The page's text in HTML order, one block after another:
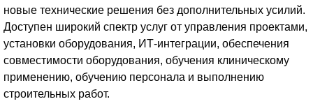
новые технические решения без дополнительных усилий.
Доступен широкий спектр услуг от управления проектами,
установки оборудования, ИТ-интеграции, обеспечения
совместимости оборудования, обучения клиническому
применению, обучению персонала и выполнению
строительных работ.